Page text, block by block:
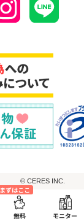
まずはここ
無料 モニター
© CERES INC.